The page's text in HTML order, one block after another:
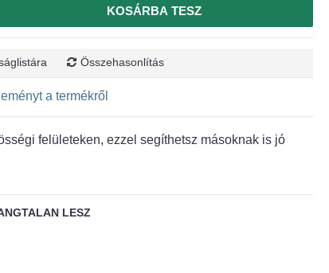
KOSÁRBA TESZ
Összehasonlítás
a termékről
felületeken, ezzel segíthetsz másoknak is jó
LESZ